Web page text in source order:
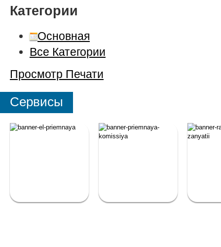
Категории
Основная
Все Категории
Просмотр Печати
Сервисы